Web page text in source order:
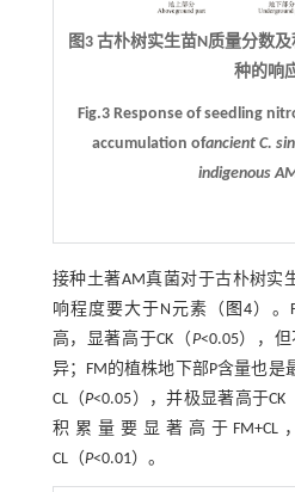
图3 古朴树实生苗N质量分数
种的响
Fig.3 Response of seedling
accumulation ofancientC.
indigenous
接种土著AM真菌对于古朴树实
响程度要大于N元素（ 图4）。
高，显著高于CK（P<0.05），
异；FM的植株地下部P含量也是
CL（P<0.05），并极显著高于CK
积累量要显著高于FM+CL
CL（P<0.01）。